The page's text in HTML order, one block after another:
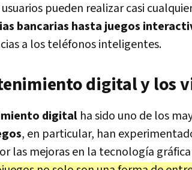
pueden realizar casi
bancarias hasta juegos
a los teléfonos inteligentes.
digital y los
digital ha sido uno de los
, en particular, han
las mejoras en la tecnología